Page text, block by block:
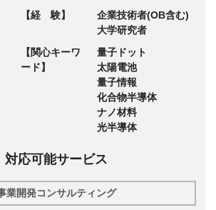
【経 験】
企業技術者(OB含む)
大学研究者
【関心キーワ
ード】
量子ドット
太陽電池
量子情報
化合物半導体
ナノ材料
光半導体
対応可能サービス
業開発コンサルティング